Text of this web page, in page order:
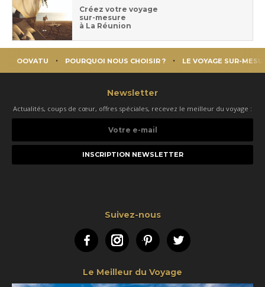
Créez votre voyage
sur-mesure
à La Réunion
OOVATU POURQUOI NOUS CHOISIR ? LE VOYAGE SUR-
Newsletter
Actualités, coups de cœur, offres spéciales, recevez le meilleur du voyage :
e-
Suivez-nous
FacebookInstagramPinterestTwitter
Le Meilleur du Voyage